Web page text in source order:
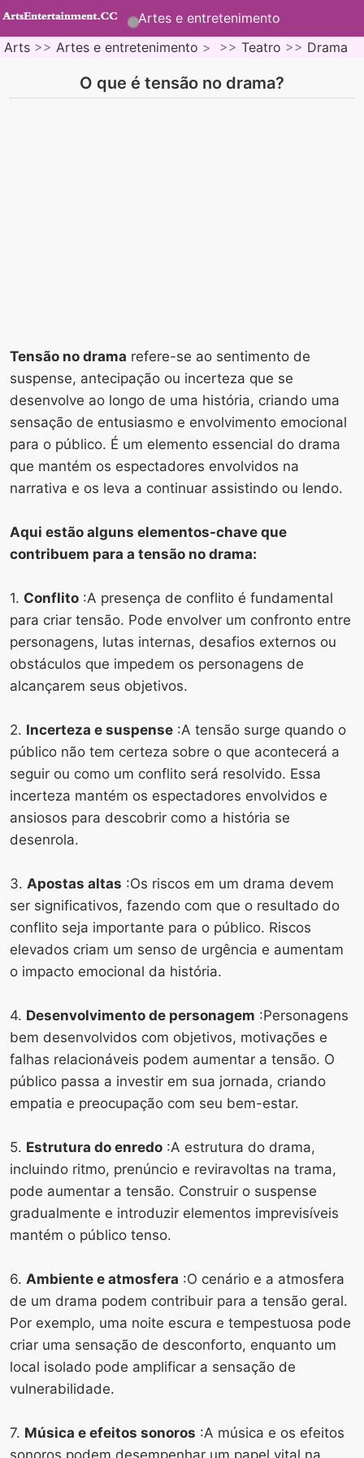
Artes e entretenimento
Arts >> Artes e entretenimento > >> Teatro >> Drama
O que é tensão no drama?
Tensão no drama refere-se ao sentimento de
suspense, antecipação ou incerteza que se
desenvolve ao longo de uma história, criando uma
sensação de entusiasmo e envolvimento emocional
para o público. É um elemento essencial do drama
que mantém os espectadores envolvidos na
narrativa e os leva a continuar assistindo ou lendo.
Aqui estão alguns elementos-chave que
contribuem para a tensão no drama:
1. Conflito :A presença de conflito é fundamental
para criar tensão. Pode envolver um confronto entre
personagens, lutas internas, desafios externos ou
obstáculos que impedem os personagens de
alcançarem seus objetivos.
2. Incerteza e suspense :A tensão surge quando o
público não tem certeza sobre o que acontecerá a
seguir ou como um conflito será resolvido. Essa
incerteza mantém os espectadores envolvidos e
ansiosos para descobrir como a história se
desenrola.
3. Apostas altas :Os riscos em um drama devem
ser significativos, fazendo com que o resultado do
conflito seja importante para o público. Riscos
elevados criam um senso de urgência e aumentam
o impacto emocional da história.
4. Desenvolvimento de personagem :Personagens
bem desenvolvidos com objetivos, motivações e
falhas relacionáveis ​​podem aumentar a tensão. O
público passa a investir em sua jornada, criando
empatia e preocupação com seu bem-estar.
5. Estrutura do enredo :A estrutura do drama,
incluindo ritmo, prenúncio e reviravoltas na trama,
pode aumentar a tensão. Construir o suspense
gradualmente e introduzir elementos imprevisíveis
mantém o público tenso.
6. Ambiente e atmosfera :O cenário e a atmosfera
de um drama podem contribuir para a tensão geral.
Por exemplo, uma noite escura e tempestuosa pode
criar uma sensação de desconforto, enquanto um
local isolado pode amplificar a sensação de
vulnerabilidade.
7. Música e efeitos sonoros :A música e os efeitos
sonoros podem desempenhar um papel vital na